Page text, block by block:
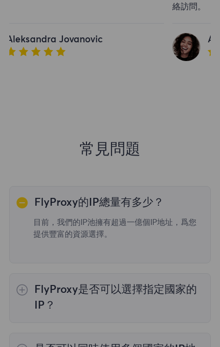
Aleksandra Jovanovic
常見問題
FlyProxy的IP總量有多少？
目前，我們的IP池擁有超過一億個IP地址，爲您
提供豐富的資源選擇。
FlyProxy是否可以選擇指定國家的
IP？